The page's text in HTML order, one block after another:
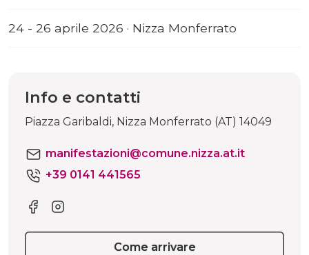
24 - 26 aprile 2026 · Nizza Monferrato
Info e contatti
Piazza Garibaldi, Nizza Monferrato (AT) 14049
manifestazioni@comune.nizza.at.it
+39 0141 441565
Come arrivare